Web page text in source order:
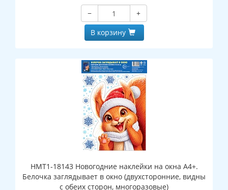
−
+
В корзину
НМТ1-18143 Новогодние наклейки на окна А4+.
Белочка заглядывает в окно (двухсторонние, видны
с обеих сторон, многоразовые)